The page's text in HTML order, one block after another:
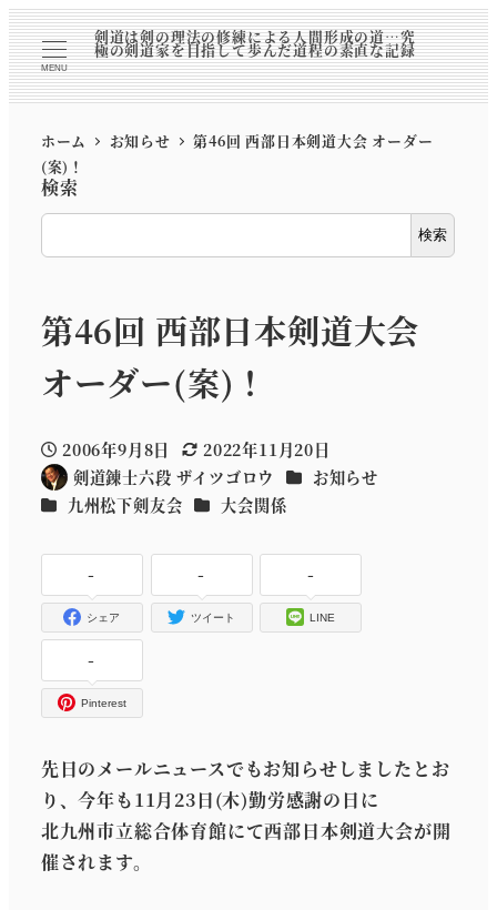
MENU
剣道は剣の理法の修練による人間形成の道…究
極の剣道家を目指して歩んだ道程の素直な記録
ホーム お知らせ
第46回 西部日本剣道大会 オーダー
(案)！
検索
検索
第46回 西部日本剣道大会
オーダー(案)！
投稿日
2006年9月8日
更新日
2022年11月20日
著
者
剣道錬士六段 ザイツゴロウ カテゴリー
お知らせ
カテゴリー
九州松下剣友会 カテゴリー
大会関係
-
シェア
-
ツイート
-
LINE
-
Pinterest
先日のメールニュースでもお知らせしましたとお
り、今年も11月23日(木)勤労感謝の日に
北九州市立総合体育館にて西部日本剣道大会が開
催されます。